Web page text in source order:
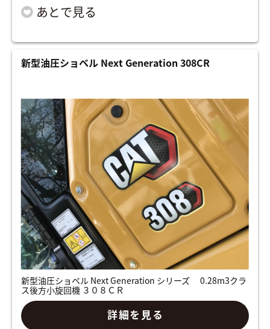
新型油圧ショベル Next Generation 308CR
新型油圧ショベル Next Generation シリーズ 0.28m3クラ
ス後方小旋回機 ３０８ＣＲ
詳細を見る